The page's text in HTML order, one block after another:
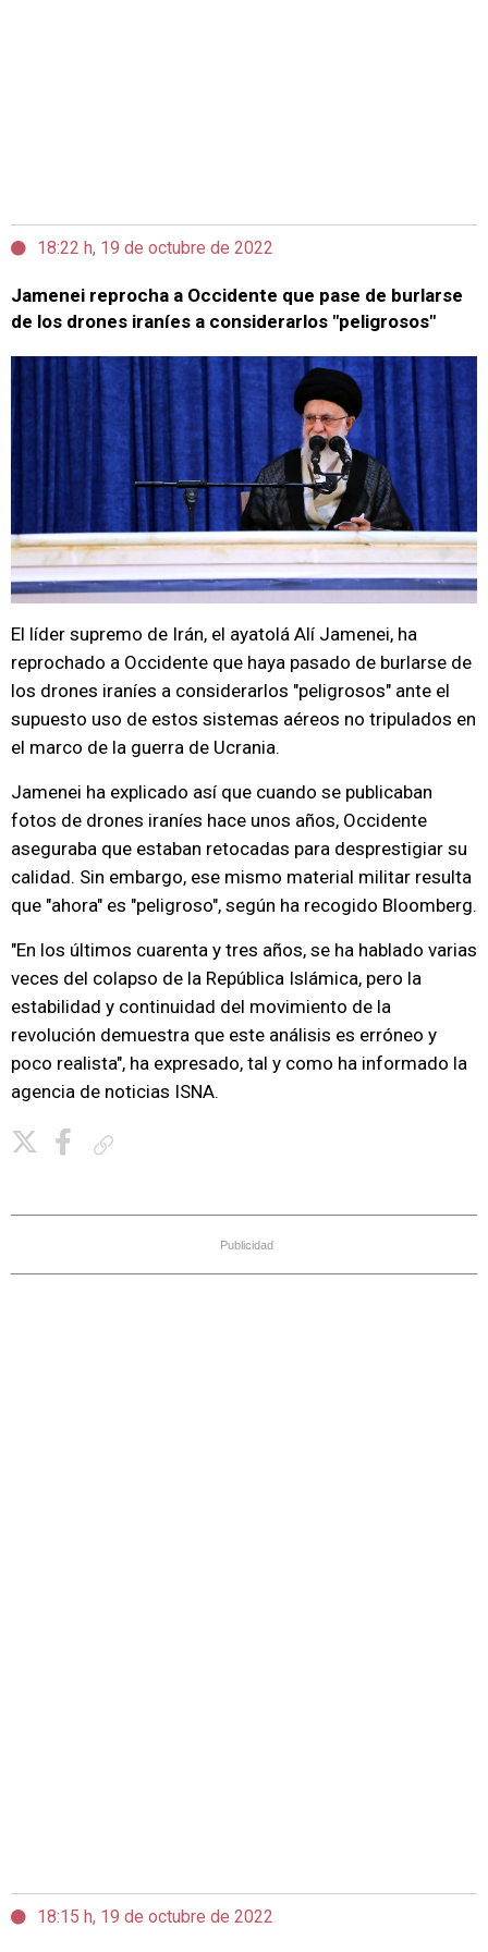
18:22 h, 19 de octubre de 2022
Jamenei reprocha a Occidente que pase de burlarse
de los drones iraníes a considerarlos "peligrosos"
El líder supremo de Irán, el ayatolá Alí Jamenei, ha
reprochado a Occidente que haya pasado de burlarse de
los drones iraníes a considerarlos "peligrosos" ante el
supuesto uso de estos sistemas aéreos no tripulados en
el marco de la guerra de Ucrania.
Jamenei ha explicado así que cuando se publicaban
fotos de drones iraníes hace unos años, Occidente
aseguraba que estaban retocadas para desprestigiar su
calidad. Sin embargo, ese mismo material militar resulta
que "ahora" es "peligroso", según ha recogido Bloomberg.
"En los últimos cuarenta y tres años, se ha hablado varias
veces del colapso de la República Islámica, pero la
estabilidad y continuidad del movimiento de la
revolución demuestra que este análisis es erróneo y
poco realista", ha expresado, tal y como ha informado la
agencia de noticias ISNA.
Publicidad
18:15 h, 19 de octubre de 2022